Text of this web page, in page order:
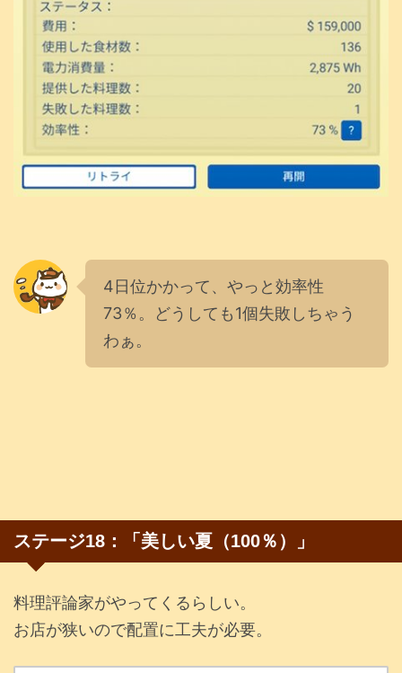
4日位かかって、やっと効率性
73％。どうしても1個失敗しちゃう
わぁ。
ステージ18：「美しい夏（100％）」
料理評論家がやってくるらしい。
お店が狭いので配置に工夫が必要。